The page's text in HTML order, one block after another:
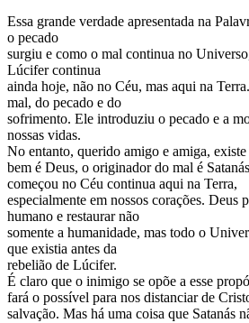
Essa grande verdade apresentada na
o pecado
surgiu e como o mal continua no
Lúcifer continua
ainda hoje, não no Céu, mas aqui na
mal, do pecado e do
sofrimento. Ele introduziu o pecado e a
nossas vidas.
No entanto, querido amigo e amiga,
bem é Deus, o originador do mal é
começou no Céu continua aqui na Terra,
especialmente em nossos corações. Deus
humano e restaurar não
somente a humanidade, mas todo o
que existia antes da
rebelião de Lúcifer.
É claro que o inimigo se opõe a esse
fará o possível para nos distanciar de
salvação. Mas há uma coisa que Satanás